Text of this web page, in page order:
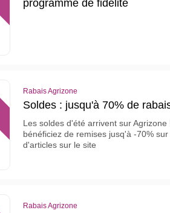
programme de fidélité
Rabais Agrizone
Soldes : jusqu'à 70% de
Les soldes d'été arrivent sur
bénéficiez de remises jusq'à -70%
d'articles sur le site
Rabais Agrizone